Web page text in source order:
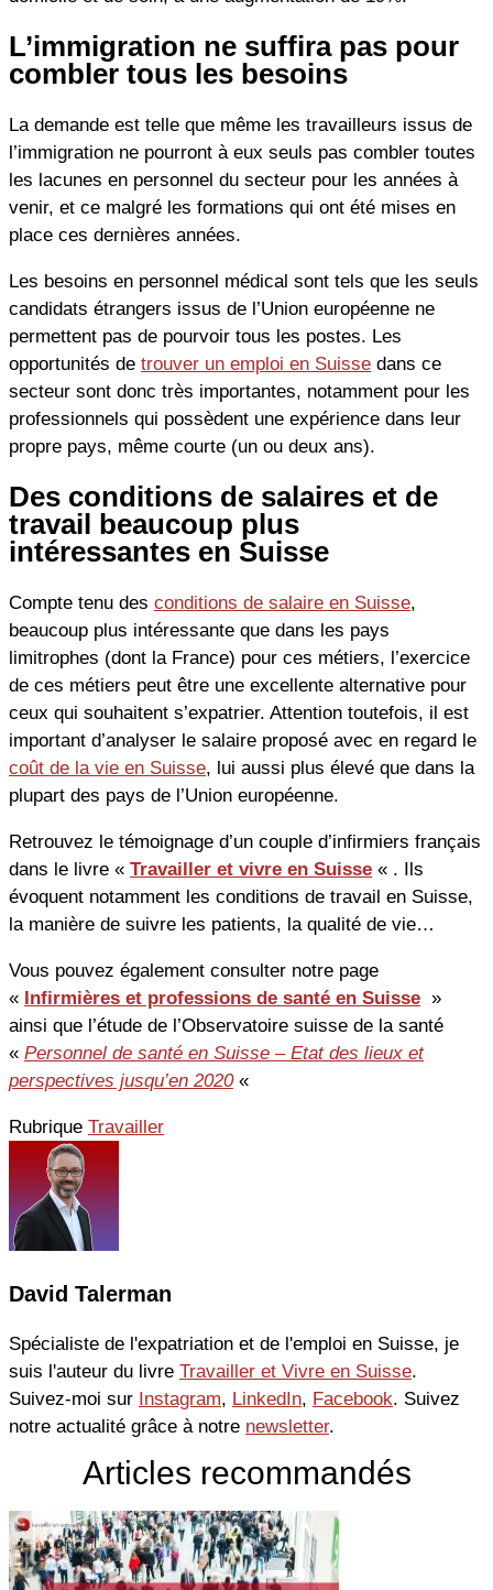
L’immigration ne suffira pas pour
combler tous les besoins
La demande est telle que même les travailleurs issus de
l’immigration ne pourront à eux seuls pas combler toutes
les lacunes en personnel du secteur pour les années à
venir, et ce malgré les formations qui ont été mises en
place ces dernières années.
Les besoins en personnel médical sont tels que les seuls
candidats étrangers issus de l’Union européenne ne
permettent pas de pourvoir tous les postes. Les
opportunités de trouver un emploi en Suisse dans ce
secteur sont donc très importantes, notamment pour les
professionnels qui possèdent une expérience dans leur
propre pays, même courte (un ou deux ans).
Des conditions de salaires et de
travail beaucoup plus
intéressantes en Suisse
Compte tenu des conditions de salaire en Suisse,
beaucoup plus intéressante que dans les pays
limitrophes (dont la France) pour ces métiers, l’exercice
de ces métiers peut être une excellente alternative pour
ceux qui souhaitent s’expatrier. Attention toutefois, il est
important d’analyser le salaire proposé avec en regard le
coût de la vie en Suisse, lui aussi plus élevé que dans la
plupart des pays de l’Union européenne.
Retrouvez le témoignage d’un couple d’infirmiers français
dans le livre « Travailler et vivre en Suisse « . Ils
évoquent notamment les conditions de travail en Suisse,
la manière de suivre les patients, la qualité de vie…
Vous pouvez également consulter notre page
« Infirmières et professions de santé en Suisse »
ainsi que l’étude de l’Observatoire suisse de la santé
« Personnel de santé en Suisse – Etat des lieux et
perspectives jusqu’en 2020«
Rubrique Travailler
David Talerman
Spécialiste de l'expatriation et de l'emploi en Suisse, je
suis l'auteur du livre Travailler et Vivre en Suisse.
Suivez-moi sur Instagram, LinkedIn, Facebook. Suivez
notre actualité grâce à notre newsletter.
Articles recommandés